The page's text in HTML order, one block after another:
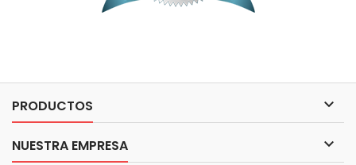
PRODUCTOS 
NUESTRA EMPRESA 